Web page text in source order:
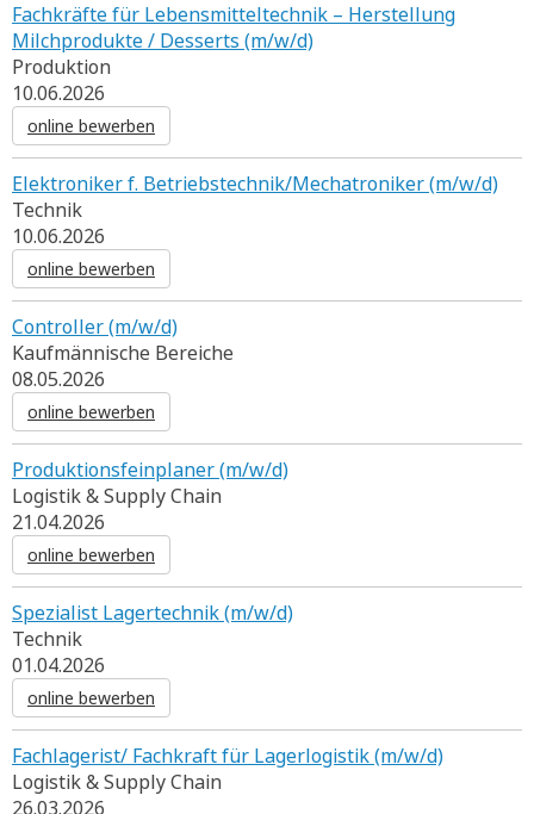
Fachkräfte für Lebensmitteltechnik – Herstellung
Milchprodukte / Desserts (m/w/d)
Produktion
10.06.2026
online bewerben
Elektroniker f. Betriebstechnik/Mechatroniker (m/w/d)
Technik
10.06.2026
online bewerben
Controller (m/w/d)
Kaufmännische Bereiche
08.05.2026
online bewerben
Produktionsfeinplaner (m/w/d)
Logistik & Supply Chain
21.04.2026
online bewerben
Spezialist Lagertechnik (m/w/d)
Technik
01.04.2026
online bewerben
Fachlagerist/ Fachkraft für Lagerlogistik (m/w/d)
Logistik & Supply Chain
26.03.2026